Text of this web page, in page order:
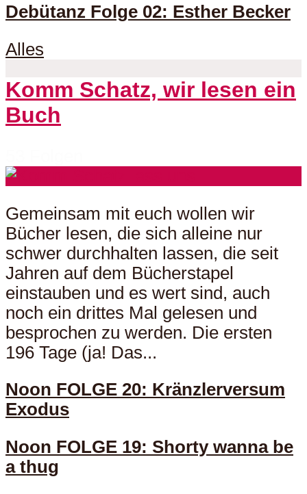
Debütanz Folge 02: Esther Becker
Alles
Komm Schatz, wir lesen ein
Buch
Gemeinsam mit euch wollen wir
Bücher lesen, die sich alleine nur
schwer durchhalten lassen, die seit
Jahren auf dem Bücherstapel
einstauben und es wert sind, auch
noch ein drittes Mal gelesen und
besprochen zu werden. Die ersten
196 Tage (ja! Das...
Noon FOLGE 20: Kränzlerversum
Exodus
Noon FOLGE 19: Shorty wanna be
a thug